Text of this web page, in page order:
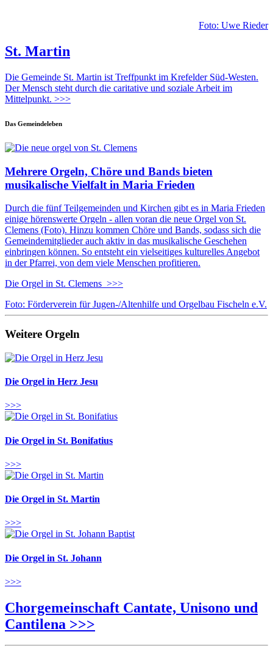
Foto: Uwe Rieder
St. Martin
Die Gemeinde St. Martin ist Treffpunkt im Krefelder Süd-Westen.
Der Mensch steht durch die caritative und soziale Arbeit im
Mittelpunkt. >>>
Das Gemeindeleben
Mehrere Orgeln, Chöre und Bands bieten
musikalische Vielfalt in Maria Frieden
Durch die fünf Teilgemeinden und Kirchen gibt es in Maria Frieden
einige hörenswerte Orgeln - allen voran die neue Orgel von St.
Clemens (Foto). Hinzu kommen Chöre und Bands, sodass sich die
Gemeindemitglieder auch aktiv in das musikalische Geschehen
einbringen können. So entsteht ein vielseitiges kulturelles Angebot
in der Pfarrei, von dem viele Menschen profitieren.
Die Orgel in St. Clemens >>>
Foto: Förderverein für Jugen-/Altenhilfe und Orgelbau Fischeln e.V.
Weitere Orgeln
Die Orgel in Herz Jesu
>>>
Die Orgel in St. Bonifatius
>>>
Die Orgel in St. Martin
>>>
Die Orgel in St. Johann
>>>
Chorgemeinschaft Cantate, Unisono und
Cantilena >>>